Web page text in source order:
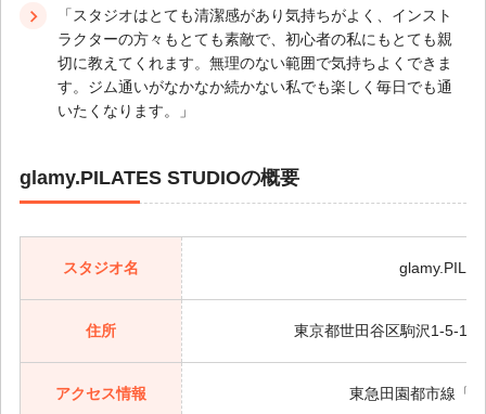
「スタジオはとても清潔感があり気持ちがよく、インスト
ラクターの方々もとても素敵で、初心者の私にもとても親
切に教えてくれます。無理のない範囲で気持ちよくできま
す。ジム通いがなかなか続かない私でも楽しく毎日でも通
いたくなります。」
glamy.PILATES STUDIOの概要
スタジオ名
住所 東京都世田谷区駒沢1-5-
アクセス情報 東急田園都市線「